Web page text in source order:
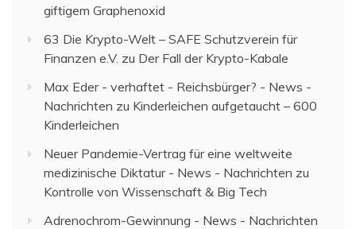
giftigem Graphenoxid
63 Die Krypto-Welt – SAFE Schutzverein für
Finanzen e.V. zu Der Fall der Krypto-Kabale
Max Eder - verhaftet - Reichsbürger? - News -
Nachrichten zu Kinderleichen aufgetaucht – 600
Kinderleichen
Neuer Pandemie-Vertrag für eine weltweite
medizinische Diktatur - News - Nachrichten zu
Kontrolle von Wissenschaft & Big Tech
Adrenochrom-Gewinnung - News - Nachrichten